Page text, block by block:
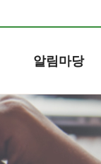
알림마당